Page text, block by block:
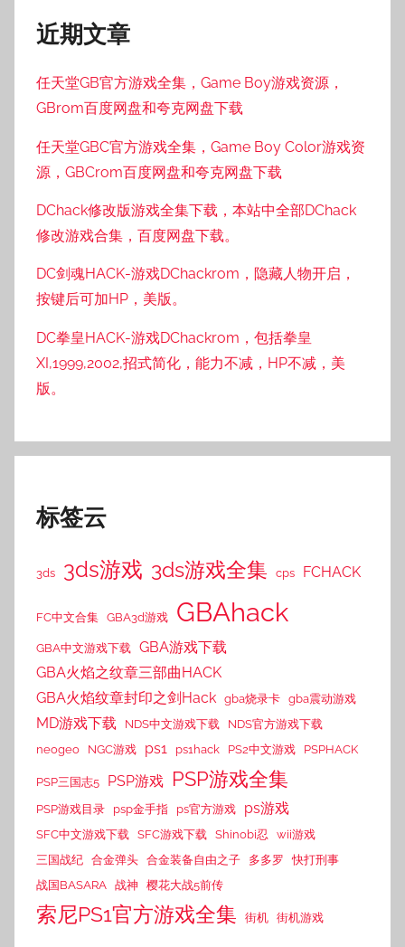
近期文章
任天堂GB官方游戏全集，Game Boy游戏资源，
GBrom百度网盘和夸克网盘下载
任天堂GBC官方游戏全集，Game Boy Color游戏资
源，GBCrom百度网盘和夸克网盘下载
DChack修改版游戏全集下载，本站中全部DChack
修改游戏合集，百度网盘下载。
DC剑魂HACK-游戏DChackrom，隐藏人物开启，
按键后可加HP，美版。
DC拳皇HACK-游戏DChackrom，包括拳皇
XI,1999,2002,招式简化，能力不减，HP不减，美
版。
标签云
3ds 3ds游戏 3ds游戏全集 cps FCHACK
FC中文合集 GBA3d游戏 GBAhack
GBA中文游戏下载
GBA游戏下载
GBA火焰之纹章三部曲HACK
GBA火焰纹章封印之剑Hack gba烧录卡 gba震动游戏
MD游戏下载 NDS中文游戏下载
NDS官方游戏下载
neogeo
NGC游戏 ps1 ps1hack PS2中文游戏 PSPHACK
PSP三国志5 PSP游戏 PSP游戏全集
PSP游戏目录 psp金手指 ps官方游戏 ps游戏
SFC中文游戏下载 SFC游戏下载 Shinobi忍
wii游戏
三国战纪 合金弹头 合金装备自由之子 多多罗
快打刑事
战国BASARA 战神 樱花大战5前传
索尼PS1官方游戏全集 街机 街机游戏